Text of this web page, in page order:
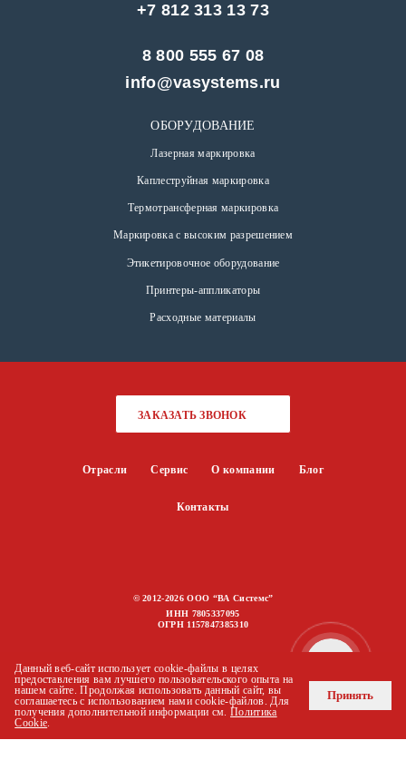
+7 812 313 13 73
8 800 555 67 08
info@vasystems.ru
ОБОРУДОВАНИЕ
Лазерная маркировка
Каплеструйная маркировка
Термотрансферная маркировка
Маркировка с высоким разрешением
Этикетировочное оборудование
Принтеры-аппликаторы
Расходные материалы
ЗАКАЗАТЬ ЗВОНОК
Отрасли Сервис О компании Блог
Контакты
© 2012-2026 ООО “ВА Системс”
ИНН 7805337095
ОГРН 1157847385310
Политика конфиденциальности
Карта сайта
Данный веб-сайт использует cookie-файлы в целях
предоставления вам лучшего пользовательского опыта на
нашем сайте. Продолжая использовать данный сайт, вы
соглашаетесь с использованием нами cookie-файлов. Для
получения дополнительной информации см.Политика
Cookie.
Принять